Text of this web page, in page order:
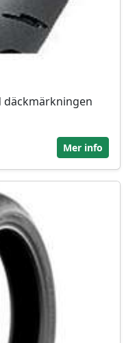
däckmärkningen
Mer info